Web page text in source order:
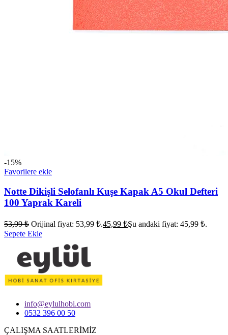
-15%
Favorilere ekle
Notte Dikişli Selofanlı Kuşe Kapak A5 Okul Defteri
100 Yaprak Kareli
53,99₺ Orijinal fiyat: 53,99 ₺.45,99 ₺Şu andaki fiyat: 45,99 ₺.
Sepete Ekle
info@eylulhobi.com
0532 396 00 50
ÇALIŞMA SAATLERİMİZ